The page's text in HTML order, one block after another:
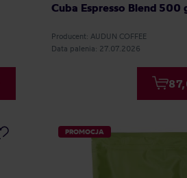
Cuba Espresso Blend 500
Producent: AUDUN COFFEE
Data palenia: 27.07.2026
PROMOCJA